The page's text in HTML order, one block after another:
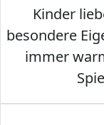
Kinder
besondere
immer